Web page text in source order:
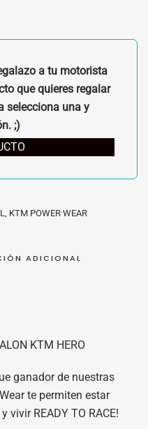
a tu motorista
selecciona una y
;)
, KTM POWER WEAR
ADICIONAL
KTM HERO
ganador de nuestras
te permiten estar
vivir READY TO RACE!